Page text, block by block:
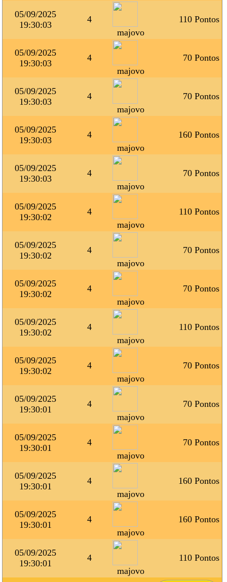
05/09/2025
19:30:03
4
majovo
110 Pontos
05/09/2025
19:30:03
4
majovo
70 Pontos
05/09/2025
19:30:03
4
majovo
70 Pontos
05/09/2025
19:30:03
4
majovo
160 Pontos
05/09/2025
19:30:03
4
majovo
70 Pontos
05/09/2025
19:30:02
4
majovo
110 Pontos
05/09/2025
19:30:02
4
majovo
70 Pontos
05/09/2025
19:30:02
4
majovo
70 Pontos
05/09/2025
19:30:02
4
majovo
110 Pontos
05/09/2025
19:30:02
4
majovo
70 Pontos
05/09/2025
19:30:01
4
majovo
70 Pontos
05/09/2025
19:30:01
4
majovo
70 Pontos
05/09/2025
19:30:01
4
majovo
160 Pontos
05/09/2025
19:30:01
4
majovo
160 Pontos
05/09/2025
19:30:01
4
majovo
110 Pontos